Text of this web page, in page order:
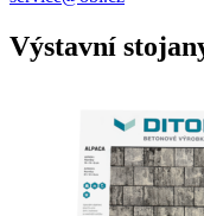
Výstavní